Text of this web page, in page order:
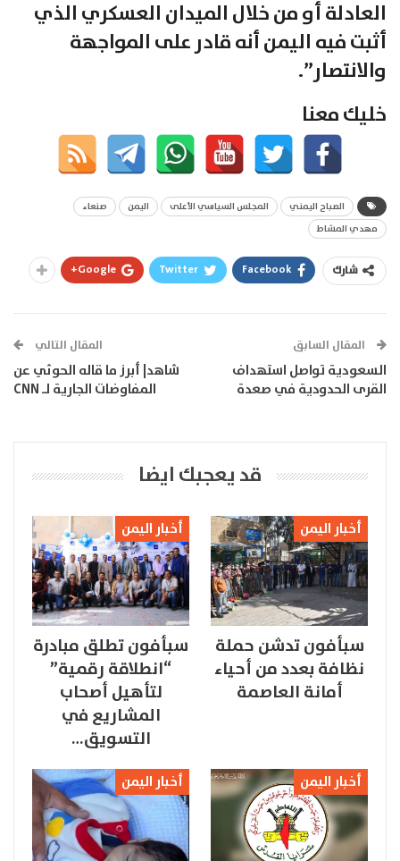
العادلة أو من خلال الميدان العسكري الذي
أثبت فيه اليمن أنه قادر على المواجهة
والانتصار”.
خليك معنا
الصباح اليمني المجلس السياسي الأعلى اليمن
صنعاء
مهدي المشاط
شارك Facebook
Twitter
Google+
المقال السابق
السعودية تواصل استهداف
القرى الحدودية في صعدة
المقال التالي
شاهد| أبرز ما قاله الحوثي عن
المفاوضات الجارية لـ CNN
قد يعجبك ايضا
أخبار اليمن
سبأفون تدشن حملة
نظافة بعدد من أحياء
أمانة العاصمة
أخبار اليمن
سبأفون تطلق مبادرة
“انطلاقة رقمية”
لتأهيل أصحاب
المشاريع في
التسويق…
أخبار اليمن أخبار اليمن